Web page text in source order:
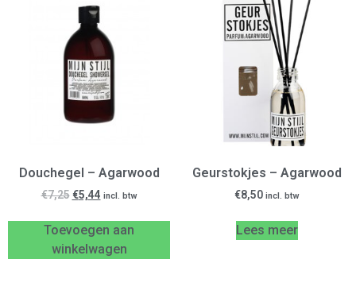
Douchegel – Agarwood
€7,25 €5,44 incl. btw
Toevoegen aan
winkelwagen
Geurstokjes – Agarwood
€8,50 incl. btw
Lees meer